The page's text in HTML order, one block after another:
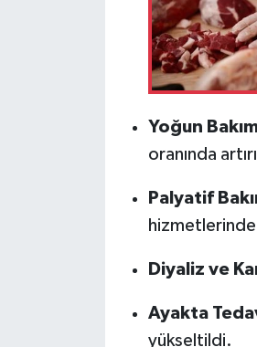
Yoğun
oranında
Palyatif
hizmetlerinde
Diyaliz ve
Ayakta
yükseltildi.